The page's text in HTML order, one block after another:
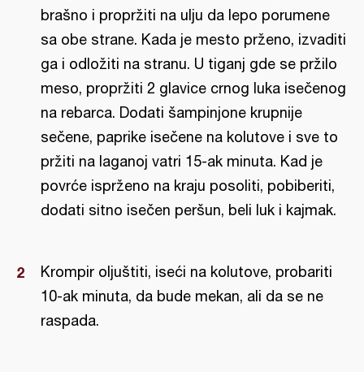
brašno i propržiti na ulju da lepo porumene
sa obe strane. Kada je mesto prženo, izvaditi
ga i odložiti na stranu. U tiganj gde se pržilo
meso, propržiti 2 glavice crnog luka isečenog
na rebarca. Dodati šampinjone krupnije
sečene, paprike isečene na kolutove i sve to
pržiti na laganoj vatri 15-ak minuta. Kad je
povrće isprženo na kraju posoliti, pobiberiti,
dodati sitno isečen peršun, beli luk i kajmak.
Krompir oljuštiti, iseći na kolutove, probariti
10-ak minuta, da bude mekan, ali da se ne
raspada.